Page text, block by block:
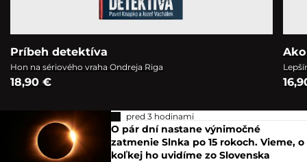
Príbeh detektíva
Hon na sériového vraha Ondreja Riga
18,90 €
pred 3 hodinami
O pár dní nastane výnimočné
zatmenie Slnka po 15 rokoch. Vieme, o
koľkej ho uvidíme zo Slovenska